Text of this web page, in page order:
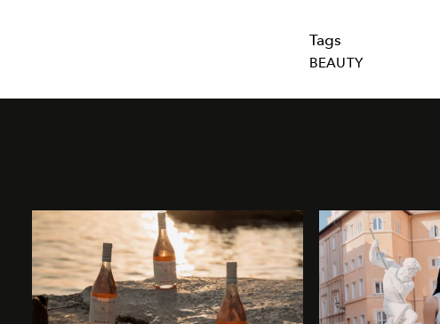
Tags
BEAUTY